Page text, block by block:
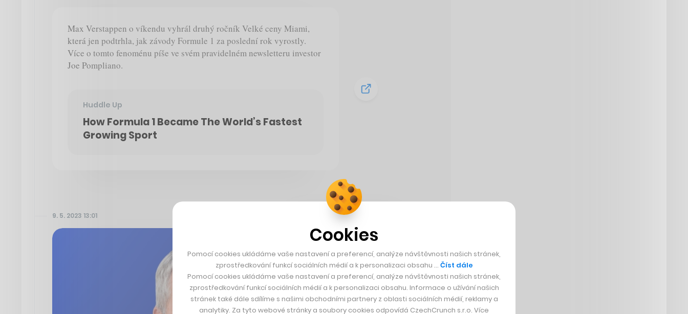
Max Verstappen o víkendu vyhrál druhý ročník Velké ceny Miami,
která jen podtrhla, jak závody Formule 1 za poslední rok vyrostly.
Více o tomto fenoménu píše ve svém pravidelném newsletteru investor
Joe Pompliano.
Huddle Up
How Formula 1 Became The World’s Fastest
Growing Sport
9. 5. 2023 13:01
Cookies
Pomocí cookies ukládáme vaše nastavení a preferencí, analýze návštěvnosti našich stránek,
zprostředkování funkcí sociálních médií a k personalizaci obsahu … Číst dále
Pomocí cookies ukládáme vaše nastavení a preferencí, analýze návštěvnosti našich stránek,
zprostředkování funkcí sociálních médií a k personalizaci obsahu. Informace o užívání našich
stránek také dále sdílíme s našimi obchodními partnery z oblasti sociálních médií, reklamy a
analytiky. Za tyto webové stránky a soubory cookies odpovídá CzechCrunch s.r.o. Více